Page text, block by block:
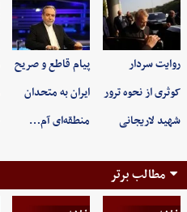
روایت سردار
کوثری از نحوه ترور
شهید لاریجانی
پیام قاطع و صریح
ایران به متحدان
منطقه‌ای آم…
مطالب برتر